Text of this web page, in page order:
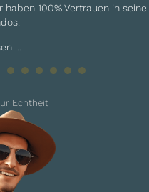
100% Vertrauen in seine
...
Echtheit